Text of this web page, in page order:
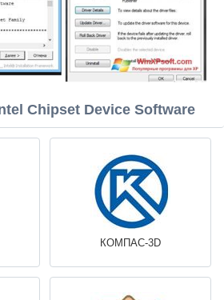
Chipset Device Software
КОМПАС-3D